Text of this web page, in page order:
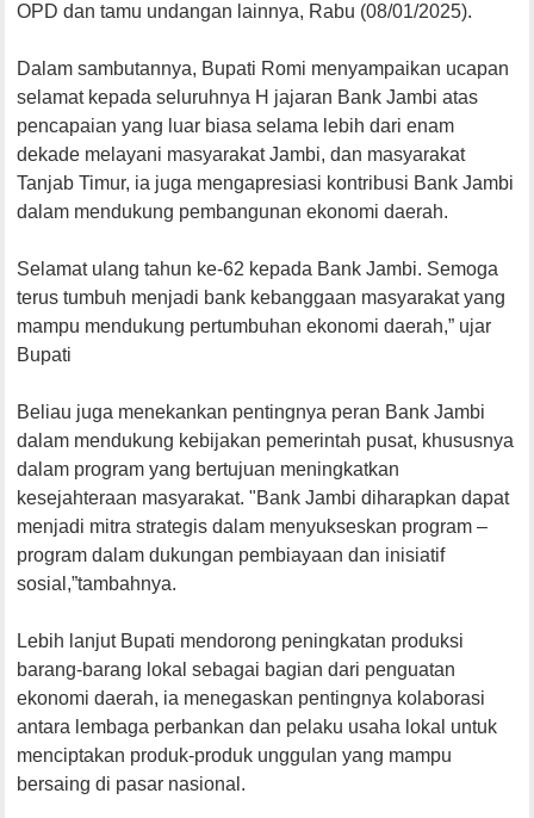
OPD dan tamu undangan lainnya, Rabu (08/01/2025).
Dalam sambutannya, Bupati Romi menyampaikan ucapan
selamat kepada seluruhnya H jajaran Bank Jambi atas
pencapaian yang luar biasa selama lebih dari enam
dekade melayani masyarakat Jambi, dan masyarakat
Tanjab Timur, ia juga mengapresiasi kontribusi Bank Jambi
dalam mendukung pembangunan ekonomi daerah.
Selamat ulang tahun ke-62 kepada Bank Jambi. Semoga
terus tumbuh menjadi bank kebanggaan masyarakat yang
mampu mendukung pertumbuhan ekonomi daerah,” ujar
Bupati
Beliau juga menekankan pentingnya peran Bank Jambi
dalam mendukung kebijakan pemerintah pusat, khususnya
dalam program yang bertujuan meningkatkan
kesejahteraan masyarakat. "Bank Jambi diharapkan dapat
menjadi mitra strategis dalam menyukseskan program –
program dalam dukungan pembiayaan dan inisiatif
sosial,”tambahnya.
Lebih lanjut Bupati mendorong peningkatan produksi
barang-barang lokal sebagai bagian dari penguatan
ekonomi daerah, ia menegaskan pentingnya kolaborasi
antara lembaga perbankan dan pelaku usaha lokal untuk
menciptakan produk-produk unggulan yang mampu
bersaing di pasar nasional.